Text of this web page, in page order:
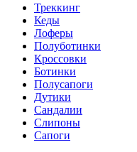
Треккинг
Кеды
Лоферы
Полуботинки
Кроссовки
Ботинки
Полусапоги
Дутики
Сандалии
Слипоны
Сапоги